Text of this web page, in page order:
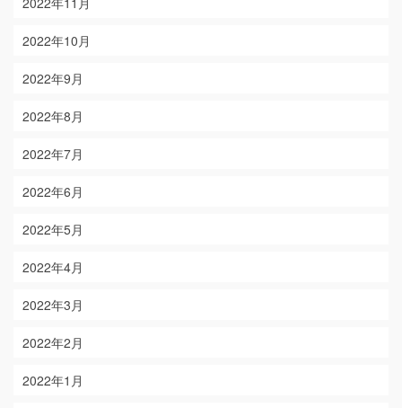
2022年10月
2022年9月
2022年8月
2022年7月
2022年6月
2022年5月
2022年4月
2022年3月
2022年2月
2022年1月